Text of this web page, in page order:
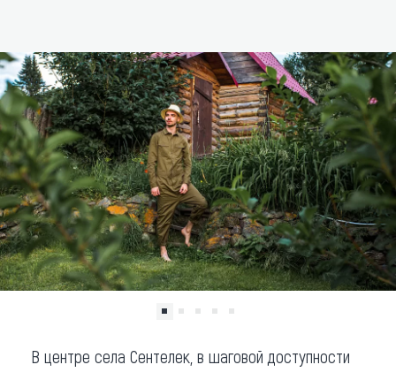
О регионе
Коллекция впечатлений
Другие рубрики
В центре села Сентелек, в шаговой доступности